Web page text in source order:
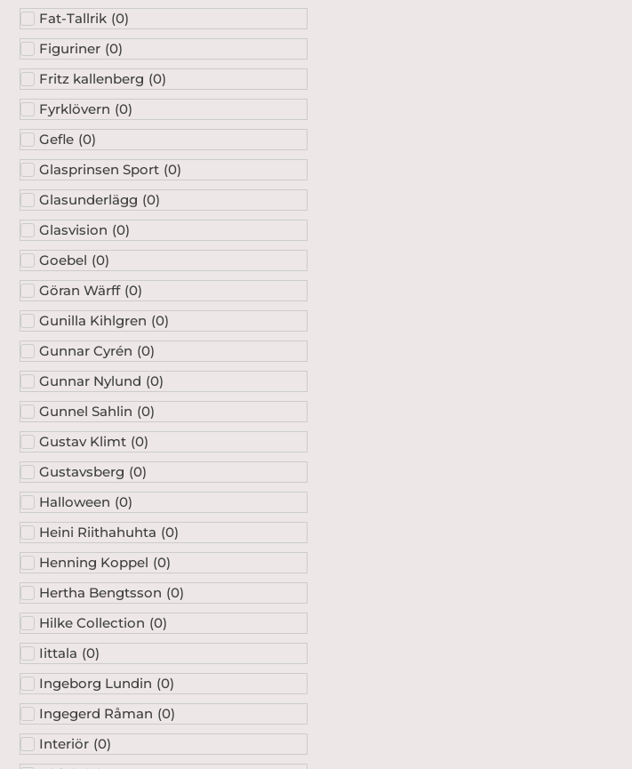
Fat-Tallrik (0)
Figuriner (0)
Fritz kallenberg (0)
Fyrklövern (0)
Gefle (0)
Glasprinsen Sport (0)
Glasunderlägg (0)
Glasvision (0)
Goebel (0)
Göran Wärff (0)
Gunilla Kihlgren (0)
Gunnar Cyrén (0)
Gunnar Nylund (0)
Gunnel Sahlin (0)
Gustav Klimt (0)
Gustavsberg (0)
Halloween (0)
Heini Riithahuhta (0)
Henning Koppel (0)
Hertha Bengtsson (0)
Hilke Collection (0)
Iittala (0)
Ingeborg Lundin (0)
Ingegerd Råman (0)
Interiör (0)